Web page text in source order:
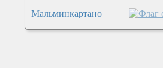
Мальминкартано